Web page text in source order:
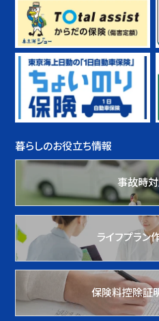
暮らしのお役立ち情報
事故時
ライフプラン
保険料控除証